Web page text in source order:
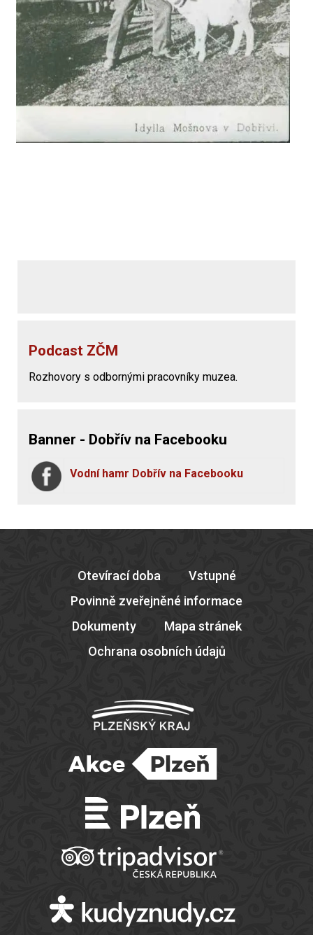
Podcast ZČM
Rozhovory s odbornými pracovníky muzea.
Banner - Dobřív na Facebooku
Vodní hamr Dobřív na Facebooku
Otevírací doba
Vstupné
Povinně zveřejněné informace
Dokumenty
Mapa stránek
Ochrana osobních údajů